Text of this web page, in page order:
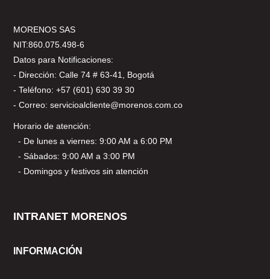
MORENOS SAS
NIT:860.075.498-6
Datos para Notificaciones:
- Dirección: Calle 74 # 63-41, Bogotá
- Teléfono: +57 (601) 630 39 30
- Correo: servicioalcliente@morenos.com.co
Horario de atención:
- De lunes a viernes: 9:00 AM a 6:00 PM
- Sábados: 9:00 AM a 3:00 PM
- Domingos y festivos sin atención
INTRANET MORENOS
INFORMACIÓN